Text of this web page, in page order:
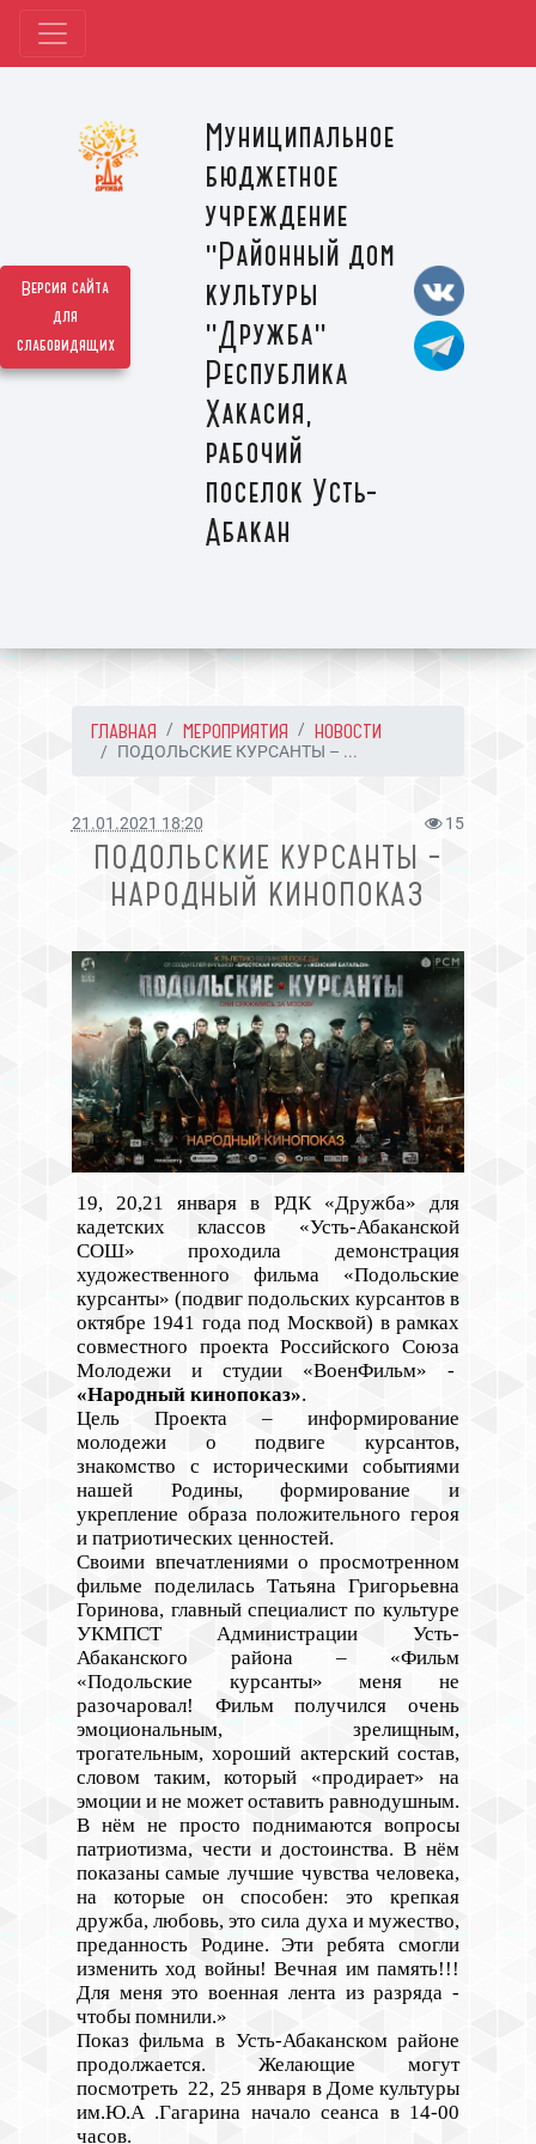
Версия сайта
для
слабовидящих
Муниципальное
бюджетное
учреждение
"Районный дом
культуры
"Дружба"
Республика
Хакасия,
рабочий
поселок Усть-
Абакан
ГЛАВНАЯ МЕРОПРИЯТИЯ НОВОСТИ
ПОДОЛЬСКИЕ КУРСАНТЫ – ...
21.01.2021 18:20 15
ПОДОЛЬСКИЕ КУРСАНТЫ –
НАРОДНЫЙ КИНОПОКАЗ
19, 20,21 января в РДК «Дружба» для
кадетских классов «Усть-Абаканской
СОШ» проходила демонстрация
художественного фильма «Подольские
курсанты» (подвиг подольских курсантов в
октябре 1941 года под Москвой) в рамках
совместного проекта Российского Союза
Молодежи и студии «ВоенФильм» -
«Народный кинопоказ».
Цель Проекта – информирование
молодежи о подвиге курсантов,
знакомство с историческими событиями
нашей Родины, формирование и
укрепление образа положительного героя
и патриотических ценностей.
Своими впечатлениями о просмотренном
фильме поделилась Татьяна Григорьевна
Горинова, главный специалист по культуре
УКМПСТ Администрации Усть-
Абаканского района– «Фильм
«Подольские курсанты» меня не
разочаровал! Фильм получился очень
эмоциональным, зрелищным,
трогательным, хороший актерский состав,
словом таким, который «продирает» на
эмоции и не может оставить равнодушным.
В нём не просто поднимаются вопросы
патриотизма, чести и достоинства. В нём
показаны самые лучшие чувства человека,
на которые он способен: это крепкая
дружба, любовь, это сила духа и мужество,
преданность Родине. Эти ребята смогли
изменить ход войны! Вечная им память!!!
Для меня это военная лента из разряда -
чтобы помнили.»
Показ фильма в Усть-Абаканском районе
продолжается. Желающие могут
посмотреть 22, 25 января в Доме культуры
им.Ю.А .Гагарина начало сеанса в 14-00
часов.